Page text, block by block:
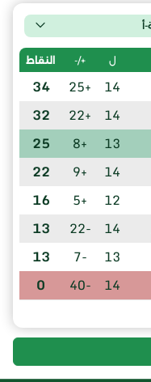
ل +/- النقاط
14
+25
34
14
+22
32
13
+8
25
14
+9
22
12
+5
16
14
-22
13
13
-7
13
14
-40
0